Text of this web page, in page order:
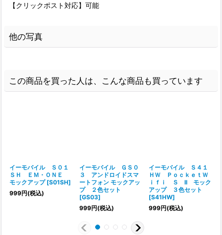
【クリックポスト対応】可能
他の写真
この商品を買った人は、こんな商品も買っています
イーモバイル Ｓ０１
ＳＨ ＥＭ・ＯＮＥ
モックアップ [S01SH]
999円(税込)
イーモバイル ＧＳ０
３ アンドロイドスマ
ートフォン モックアッ
プ ２色セット
[GS03]
999円(税込)
イーモバイル Ｓ４１
ＨＷ ＰｏｃｋｅｔＷ
ｉｆｉ Ｓ II モック
アップ ３色セット
[S41HW]
999円(税込)